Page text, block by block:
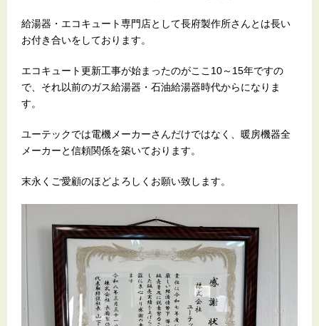
給湯器・エコキュート専門店として長府製作所さんとは長い
お付き合いをしております。
エコキュート更新工事が始まったのがここ10～15年ですの
で、それ以前のガス給湯器・石油給湯器時代からになりま
す。
ユーテックでは電機メーカーさんだけではなく、暖房機器全
メーカーと信頼関係を築いております。
末永くご愛顧のほどよろしくお願い致します。